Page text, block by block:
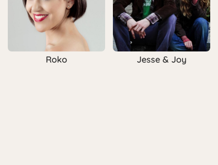
Roko Jesse & Joy